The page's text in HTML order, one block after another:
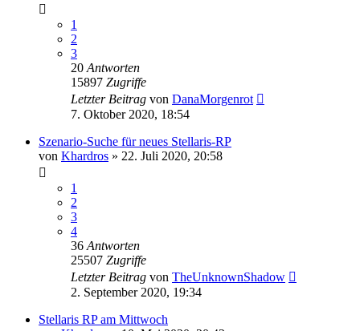
1
2
3
20 Antworten
15897 Zugriffe
Letzter Beitrag von DanaMorgenrot
7. Oktober 2020, 18:54
Szenario-Suche für neues Stellaris-RP
von Khardros » 22. Juli 2020, 20:58
1
2
3
4
36 Antworten
25507 Zugriffe
Letzter Beitrag von TheUnknownShadow
2. September 2020, 19:34
Stellaris RP am Mittwoch